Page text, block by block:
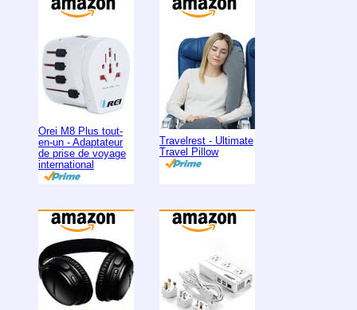
Orei M8 Plus tout-
en-un - Adaptateur
de prise de voyage
international
Travelrest - Ultimate
Travel Pillow